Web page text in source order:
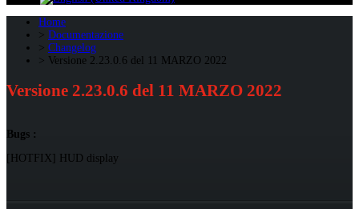
Home
Documentazione
Changelog
Versione 2.23.0.6 del 11 MARZO 2022
Versione 2.23.0.6 del 11 MARZO 2022
Bugs :
[HOTFIX] HUD display